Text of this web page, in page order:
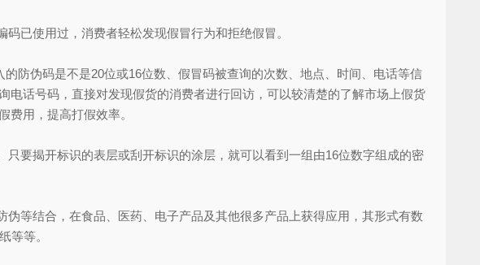
已使用过，消费者轻松发现假冒行为和拒绝假冒。
伪码是不是20位或16位数、假冒码被查询的次数、地点、时间、电话等信
话号码，直接对发现假货的消费者进行回访，可以较清楚的了解市场上假货
费用，提高打假效率。
要揭开标识的表层或刮开标识的涂层，就可以看到一组由16位数字组成的密
等结合，在食品、医药、电子产品及其他很多产品上获得应用，其形式有数
等等。